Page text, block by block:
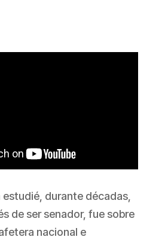
estudié, durante décadas,
de ser senador, fue sobre
nacional e